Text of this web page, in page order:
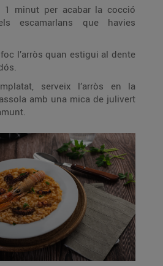
1 minut per acabar la cocció
escamarlans que havies
l’arròs quan estigui al dente
serveix l’arròs en la
amb una mica de julivert